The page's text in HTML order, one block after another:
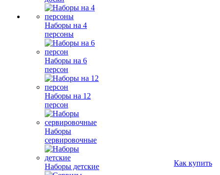
Наборы на 4
персоны
Наборы на 6
персон
Наборы на 12
персон
Наборы
сервировочные
Наборы детские
Как купить